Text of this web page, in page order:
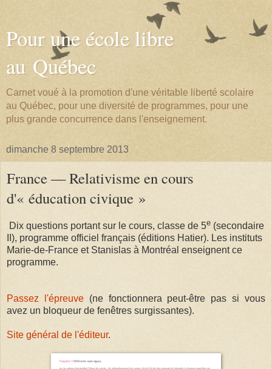
Pour une école libre
au Québec
Carnet voué à la promotion d'une véritable liberté scolaire
au Québec, pour une diversité de programmes, pour une
plus grande concurrence dans l'enseignement.
dimanche 8 septembre 2013
France — Relativisme en cours
d'« éducation civique »
Dix questions portant sur le cours, classe de 5e (secondaire
II), programme officiel français (éditions Hatier). Les instituts
Marie-de-France et Stanislas à Montréal enseignent ce
programme.
Passez l'épreuve(ne fonctionnera peut-être pas si vous
avez un bloqueur de fenêtres surgissantes).
Site général de l'éditeur.